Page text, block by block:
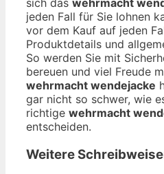
sich das wehrmacht
jeden Fall für Sie lohnen
vor dem Kauf auf jeden
Produktdetails und
So werden Sie mit
bereuen und viel Freude
wehrmacht wendejacke
gar nicht so schwer, wie
richtige wehrmacht
entscheiden.
Weitere